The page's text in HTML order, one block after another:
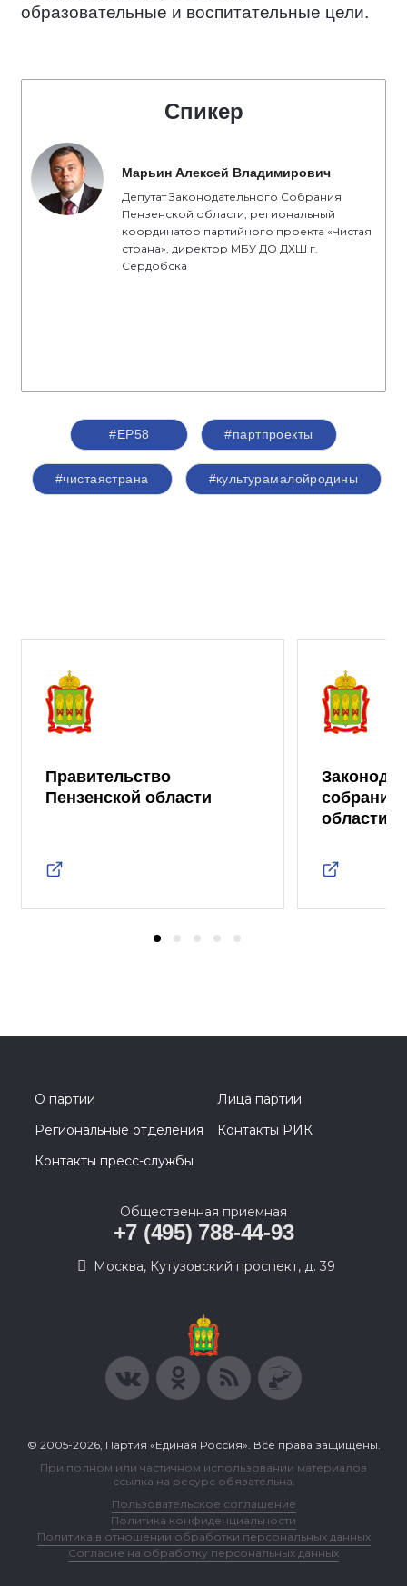
образовательные и воспитательные цели.
Спикер
Марьин Алексей Владимирович
Депутат Законодательного Собрания
Пензенской области, региональный
координатор партийного проекта «Чистая
страна», директор МБУ ДО ДХШ г.
Сердобска
#ЕР58 #партпроекты
#чистаястрана #культурамалойродины
Правительство
Пензенской области
собрание
области
О партии
Лица партии
Региональные отделения
Контакты РИК
Контакты пресс-службы
Общественная приемная
+7 (495) 788-44-93
Москва, Кутузовский проспект, д. 39
© 2005-2026, Партия «Единая Россия». Все права защищены.
При полном или частичном использовании материалов
ссылка на ресурс обязательна.
Пользовательское соглашение
Политика конфиденциальности
Политика в отношении обработки персональных данных
Согласие на обработку персональных данных